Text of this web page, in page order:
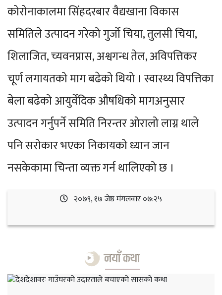
कोरोनाकालमा सिंहदरबार वैद्यखाना विकास
समितिले उत्पादन गरेको गुर्जो चिया, तुलसी चिया,
शिलाजित, च्यवनप्रास, अश्वगन्ध तेल, अविपत्तिकर
चूर्ण लगायतको माग बढेको थियो । स्वास्थ्य विपत्तिका
बेला बढेको आयुर्वेदिक औषधिको मागअनुसार
उत्पादन गर्नुपर्ने समिति निरन्तर ओरालो लाग्न थाले
पनि सरोकार भएका निकायको ध्यान जान
नसकेकामा चिन्ता व्यक्त गर्न थालिएको छ ।
२०७९, १७ जेष्ठ मंगलवार ०७:२५
नयाँ कथा